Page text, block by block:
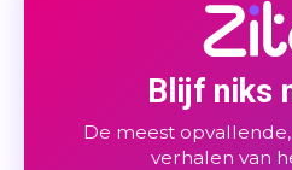
Blijf niks
De meest
verhalen van